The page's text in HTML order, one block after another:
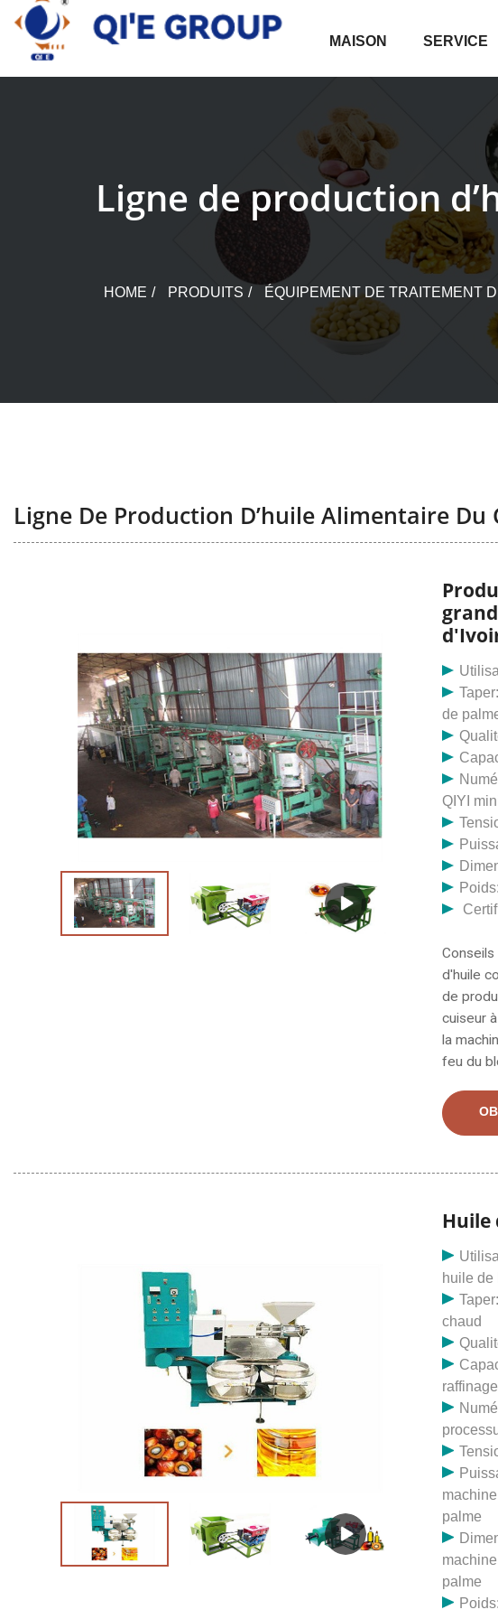
Skip
content
MAISON SERVICE
Ligne de production
HOME PRODUITS ÉQUIPEMENT DE TRAITEMENT
Ligne De Production D’huile Alimentaire Du
de
QIYI
d'huile
de
cuiseur
la
feu du
entraîne
marché
Chaque
ses
liste des
Congo
des
étude a
ont une
de
capacité
d’huile
totale
pour
Huile
huile de
chaud
palme
palme